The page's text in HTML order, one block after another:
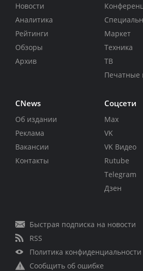
Новости
Аналитика
Рейтинги
Обзоры
Архив
Маркет
Техника
ТВ
Печатные
CNews
Об издании
Реклама
Вакансии
Контакты
Соцсети
Max
VK
VK Видео
Rutube
Telegram
Дзен
Быстрая подписка на новости
RSS
Политика конфиденциальности
Сообщить об ошибке